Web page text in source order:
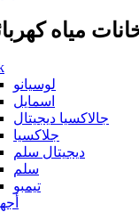
مياه
لوسيانو
اسمايل
جالاكسيا ديجيتال
جلاكسيا
ديجيتال سلم
سلم
تيمبو